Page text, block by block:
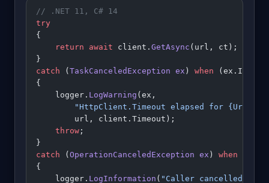
// .NET 11, C# 14
try
{
    return
await client. GetAsync (url, ct);
}
catch ( TaskCanceledException ex ) when
{
    logger.
LogWarning (ex,
"HttpClient.Timeout elapsed for {Url}
        url, client.Timeout);
    throw
;
}
catch ( OperationCanceledException ex ) when
{
    logger.
LogInformation ( "Caller cancelled